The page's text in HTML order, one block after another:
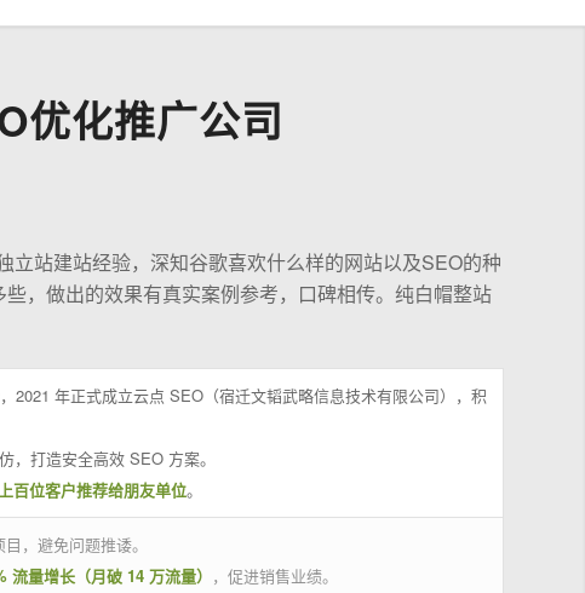
优化推广公司
站建站经验，深知谷歌喜欢什么样的网站以及SEO的种
，做出的效果有真实案例参考，口碑相传。纯白帽整站
2021 年正式成立云点 SEO（宿迁文韬武略信息技术有限公司），积
，打造安全高效 SEO 方案。
百位客户推荐给朋友单位。
，避免问题推诿。
流量增长（月破 14 万流量） ，促进销售业绩。